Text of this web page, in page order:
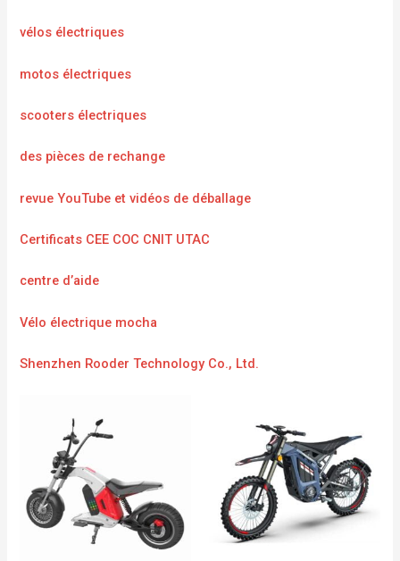
vélos électriques
motos électriques
scooters électriques
des pièces de rechange
revue YouTube et vidéos de déballage
Certificats CEE COC CNIT UTAC
centre d’aide
Vélo électrique mocha
Shenzhen Rooder Technology Co., Ltd.